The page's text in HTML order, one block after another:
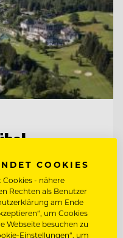
D)
COOKIES
Cookies - nähere
Rechten als Benutzer
am Ende
um Cookies
Webseite besuchen zu
Einstellungen“, um